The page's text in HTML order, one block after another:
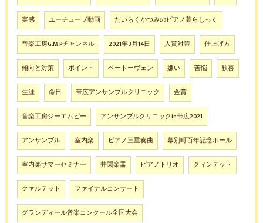
実感 ユーチューブ動画 だいらくかつみのピアノ暮らしっく
音楽工房G.M.Pチャンネル 2021年3月14日 入賞対策 仕上げ方
傾向と対策 ポイント ベートーヴェン 嫌い 苦悩 歓喜
生涯 命日 帯広アンサンブルクリニック 金賞
音楽工房ジーエムピー アンサンブルクリニックin帯広2021
アンサンブル 室内楽 ピアノ三重奏曲 幕別町百年記念ホール
室内楽サマーセミナー 井関楽器 ピアノトリオ クィンテット
クァルテット ファイナルコンサート
グランディール音楽コンクール全国大会